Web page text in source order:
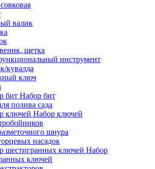
валик
щетка
инструмент
кувалда
ключ
Набор бит
полива сада
Набор ключей
шнура
насадок
Набор
ключей